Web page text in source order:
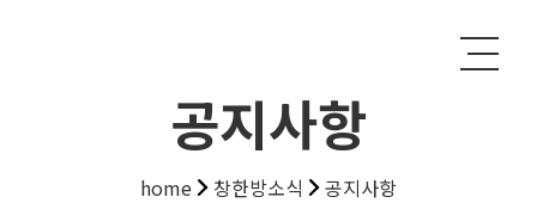
공지사항
home 창한방소식 공지사항